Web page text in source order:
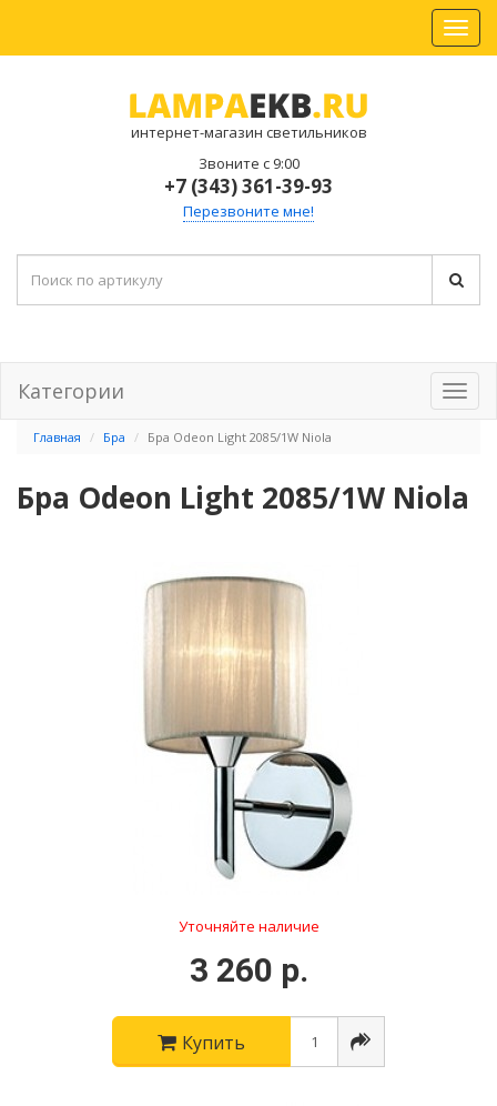
интернет-магазин светильников
Звоните с 9:00
+7 (343) 361-39-93
Перезвоните мне!
Категории
Главная Бра Бра Odeon Light 2085/1W Niola
Бра Odeon Light 2085/1W Niola
Уточняйте наличие
3 260 р.
Купить